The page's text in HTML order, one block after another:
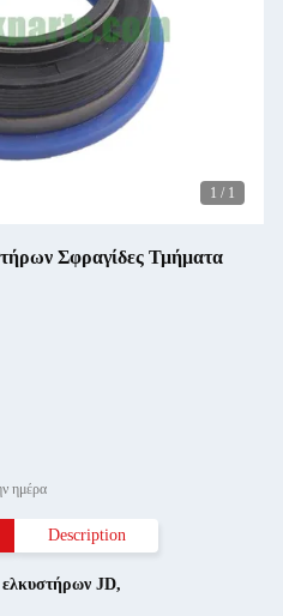
1 / 1
Σφραγίδες Τμήματα
ημέρα
Description
JD,